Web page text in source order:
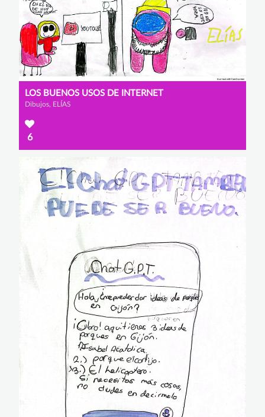
LOS BUENOS USOS DE INTERNET
Dibujos, ELÍAS
6